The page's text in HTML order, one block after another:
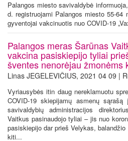
Palangos miesto savivaldybė
d. registruojami Palangos miesto 55-64
gyventojai vakcinuotis nuo COVID-19
Palangos meras Šarūnas
vakcina pasiskiepijo tyliai
šventes nenorėjau žmonėms
Linas JEGELEVIČIUS, 2021 04 09 |
Vyriausybės itin daug nereklamuotu
COVID-19 skiepijamų asmenų
savivaldybių administracijos
Vaitkus pasinaudojo tyliai – jis nuo
pasiskiepijo dar prieš Velykas,
kiti...